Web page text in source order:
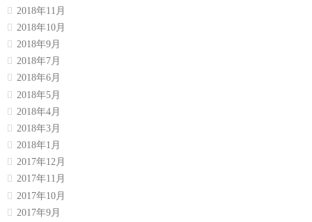
2018年11月
2018年10月
2018年9月
2018年7月
2018年6月
2018年5月
2018年4月
2018年3月
2018年1月
2017年12月
2017年11月
2017年10月
2017年9月